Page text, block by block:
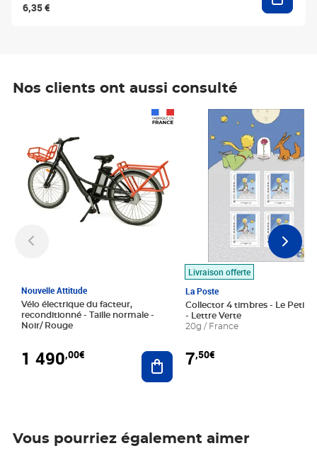
6,35 €
Nos clients ont aussi consulté
Nouvelle Attitude
Vélo électrique du facteur,
reconditionné - Taille normale -
Noir/ Rouge
1 490,00€ Ajouter au panier
Livraison offerte
La Poste
Collector 4 timbres - Le Petit
- Lettre Verte
20g / France
7,50€
Prix 7,50€
Vous pourriez également aimer